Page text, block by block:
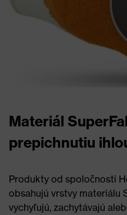
Materiál
prepichnutiu
Produkty od spoločnosti
obsahujú vrstvy materiálu
vychyľujú, zachytávajú